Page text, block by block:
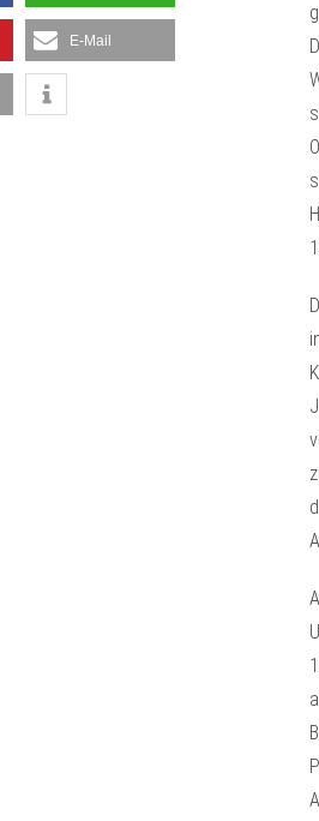
E-Mail